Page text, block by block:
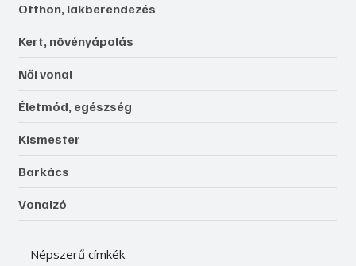
Otthon, lakberendezés
Kert, növényápolás
Női vonal
Életmód, egészség
Kismester
Barkács
Vonalzó
Népszerű címkék